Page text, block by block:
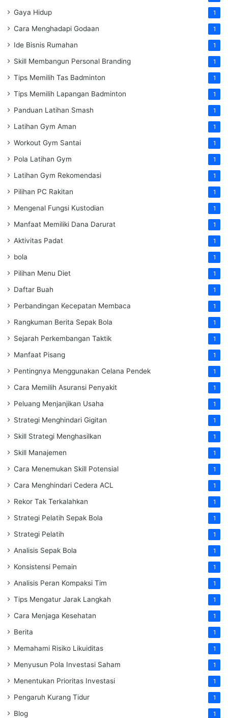
Gaya Hidup 1
Cara Menghadapi Godaan 1
Ide Bisnis Rumahan 1
Skill Membangun Personal Branding 1
Tips Memilih Tas Badminton 1
Tips Memilih Lapangan Badminton 1
Panduan Latihan Smash 1
Latihan Gym Aman 1
Workout Gym Santai 1
Pola Latihan Gym 1
Latihan Gym Rekomendasi 1
Pilihan PC Rakitan 1
Mengenal Fungsi Kustodian 1
Manfaat Memiliki Dana Darurat 1
Aktivitas Padat 1
bola 1
Pilihan Menu Diet 1
Daftar Buah 1
Perbandingan Kecepatan Membaca 1
Rangkuman Berita Sepak Bola 1
Sejarah Perkembangan Taktik 1
Manfaat Pisang 1
Pentingnya Menggunakan Celana Pendek 1
Cara Memilih Asuransi Penyakit 1
Peluang Menjanjikan Usaha 1
Strategi Menghindari Gigitan 1
Skill Strategi Menghasilkan 1
Skill Manajemen 1
Cara Menemukan Skill Potensial 1
Cara Menghindari Cedera ACL 1
Rekor Tak Terkalahkan 1
Strategi Pelatih Sepak Bola 1
Strategi Pelatih 1
Analisis Sepak Bola 1
Konsistensi Pemain 1
Analisis Peran Kompaksi Tim 1
Tips Mengatur Jarak Langkah 1
Cara Menjaga Kesehatan 1
Berita 1
Memahami Risiko Likuiditas 1
Menyusun Pola Investasi Saham 1
Menentukan Prioritas Investasi 1
Pengaruh Kurang Tidur 1
Blog 1